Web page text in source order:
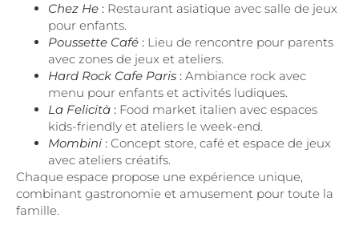
Chez He : Restaurant asiatique avec salle de jeux
pour enfants.
Poussette Café : Lieu de rencontre pour parents
avec zones de jeux et ateliers.
Hard Rock Cafe Paris : Ambiance rock avec
menu pour enfants et activités ludiques.
La Felicità : Food market italien avec espaces
kids-friendly et ateliers le week-end.
Mombini : Concept store, café et espace de jeux
avec ateliers créatifs.
Chaque espace propose une expérience unique,
combinant gastronomie et amusement pour toute la
famille.